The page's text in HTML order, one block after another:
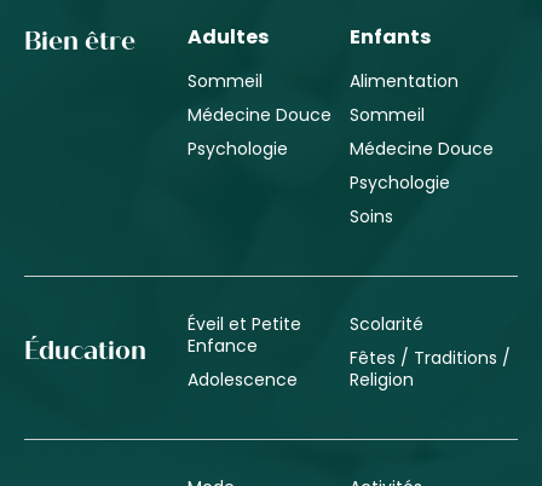
Bien être Adultes
Sommeil
Médecine Douce
Psychologie
Enfants
Alimentation
Sommeil
Médecine Douce
Psychologie
Soins
Éducation
Éveil et Petite
Enfance
Adolescence
Scolarité
Fêtes / Traditions /
Religion